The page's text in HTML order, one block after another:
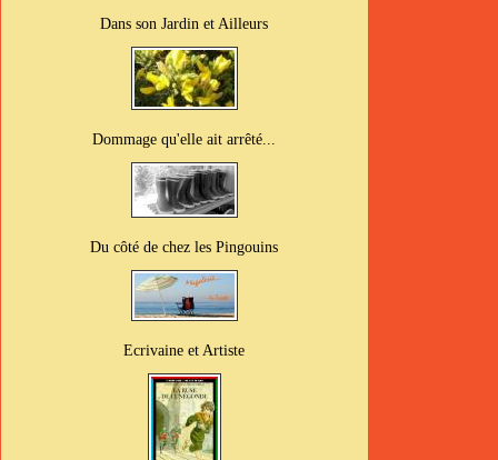
Dans son Jardin et Ailleurs
Dommage qu'elle ait arrêté...
Du côté de chez les Pingouins
Ecrivaine et Artiste